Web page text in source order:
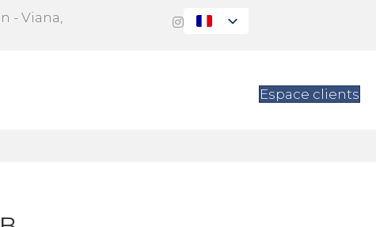
- Viana,
Espace clients